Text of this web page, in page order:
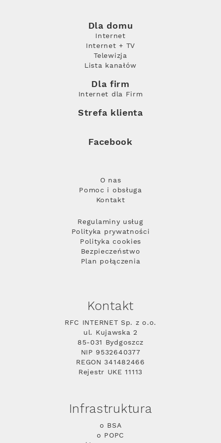
Dla domu
Internet
Internet + TV
Telewizja
Lista kanałów
Dla firm
Internet dla Firm
Strefa klienta
Facebook
O nas
Pomoc i obsługa
Kontakt
Regulaminy usług
Polityka prywatności
Polityka cookies
Bezpieczeństwo
Plan połączenia
Kontakt
RFC INTERNET Sp. z o.o.
ul. Kujawska 2
85-031 Bydgoszcz
NIP 9532640377
REGON 341482466
Rejestr UKE 11113
Infrastruktura
o BSA
o POPC